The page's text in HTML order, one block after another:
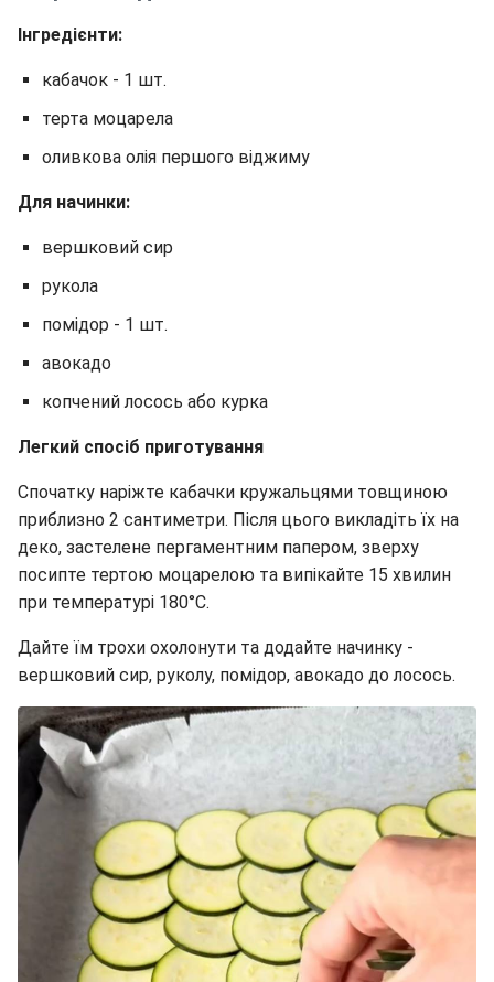
Інгредієнти:
кабачок - 1 шт.
терта моцарела
оливкова олія першого віджиму
Для начинки:
вершковий сир
рукола
помідор - 1 шт.
авокадо
копчений лосось або курка
Легкий спосіб приготування
Спочатку наріжте кабачки кружальцями товщиною
приблизно 2 сантиметри. Після цього викладіть їх на
деко, застелене пергаментним папером, зверху
посипте тертою моцарелою та випікайте 15 хвилин
при температурі 180°C.
Дайте їм трохи охолонути та додайте начинку -
вершковий сир, руколу, помідор, авокадо до лосось.